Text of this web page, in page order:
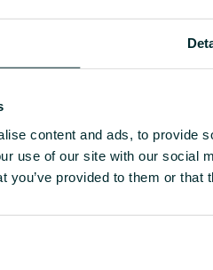
content and ads, to provide
use of our site with our social
you’ve provided to them or